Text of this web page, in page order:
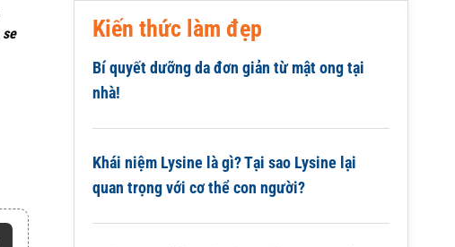
se
Kiến thức làm đẹp
Bí quyết dưỡng da đơn giản từ mật ong tại
nhà!
Khái niệm Lysine là gì? Tại sao Lysine lại
quan trọng với cơ thể con người?